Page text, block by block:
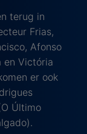
terug in
Frias,
Afonso
en Victória
er ook
Último